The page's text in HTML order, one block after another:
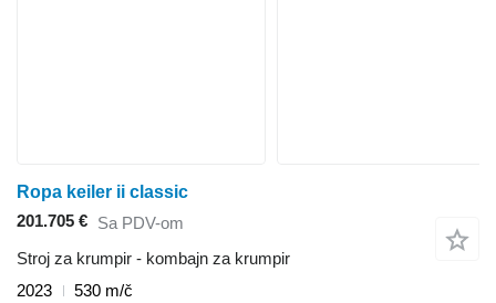
Ropa keiler ii classic
201.705 € Sa PDV-om
Stroj za krumpir - kombajn za krumpir
2023
530 m/č